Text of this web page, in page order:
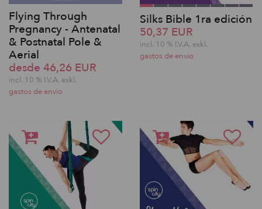
Flying Through
Pregnancy - Antenatal
& Postnatal Pole &
Aerial
desde 46,26 EUR
incl. 10 % I.V.A. exkl.
gastos de envio
Silks Bible 1ra edición
50,37 EUR
incl. 10 % I.V.A. exkl.
gastos de envio